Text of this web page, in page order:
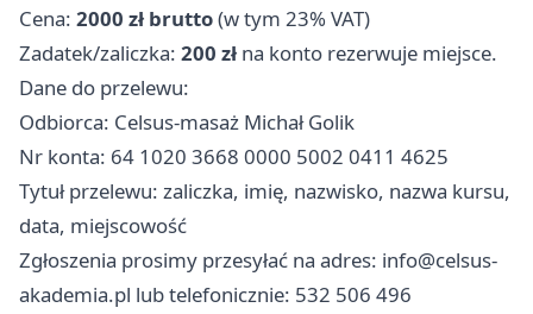
Cena: 2000 zł brutto(w tym 23% VAT)
Zadatek/zaliczka: 200 zł na konto rezerwuje miejsce.
Dane do przelewu:
Odbiorca: Celsus-masaż Michał Golik
Nr konta: 64 1020 3668 0000 5002 0411 4625
Tytuł przelewu: zaliczka, imię, nazwisko, nazwa kursu,
data, miejscowość
Zgłoszenia prosimy przesyłać na adres: info@celsus-
akademia.pl lub telefonicznie: 532 506 496